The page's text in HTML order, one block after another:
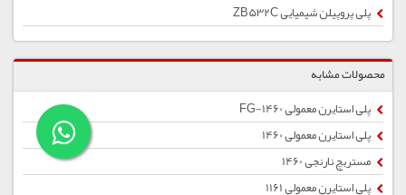
پلی پروپیلن شیمیایی ZB532C
محصولات مشابه
پلی استایرن معمولی 1460-FG
پلی استایرن معمولی 1460
مستربچ نارنجی 1460
پلی استایرن معمولی 1161